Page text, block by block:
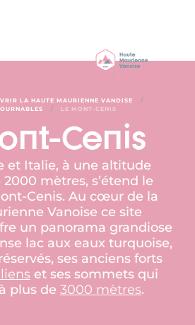
LA HAUTE MAURIENNE VANOISE /
/ LE MONT-CENIS
Cenis
et Italie, à une altitude
mètres, s’étend le
Cenis. Au cœur de la
Vanoise ce site
un panorama grandiose
lac aux eaux turquoise,
ses anciens forts
et ses sommets qui
plus de 3000 mètres.